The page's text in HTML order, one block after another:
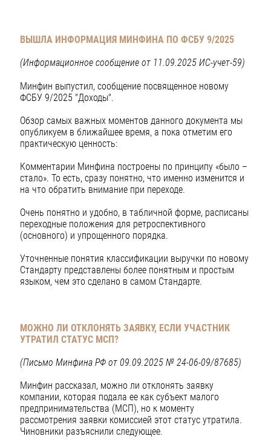
ВЫШЛА ИНФОРМАЦИЯ МИНФИНА ПО ФСБУ 9/2025
(Информационное сообщение от 11.09.2025 ИС-учет-59)
Минфин выпустил, сообщение посвященное новому
ФСБУ 9/2025 "Доходы".
Обзор самых важных моментов данного документа мы
опубликуем в ближайшее время, а пока отметим его
практическую ценность:
Комментарии Минфина построены по принципу «было –
стало». То есть, сразу понятно, что именно изменится и
на что обратить внимание при переходе.
Очень понятно и удобно, в табличной форме, расписаны
переходные положения для ретроспективного
(основного) и упрощенного порядка.
Уточненные понятия классификации выручки по новому
Стандарту представлены более понятным и простым
языком, чем это сделано в самом Стандарте.
МОЖНО ЛИ ОТКЛОНЯТЬ ЗАЯВКУ, ЕСЛИ УЧАСТНИК
УТРАТИЛ СТАТУС МСП?
(Письмо Минфина РФ от 09.09.2025 № 24-06-09/87685)
Минфин рассказал, можно ли отклонять заявку
компании, которая подала ее как субъект малого
предпринимательства (МСП), но к моменту
рассмотрения заявки комиссией этот статус утратила.
Чиновники разъяснили следующее.